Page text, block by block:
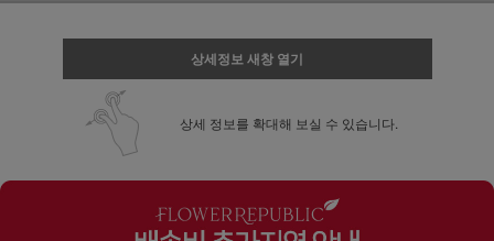
상세정보 새창 열기
상세 정보를 확대해 보실 수 있습니다.